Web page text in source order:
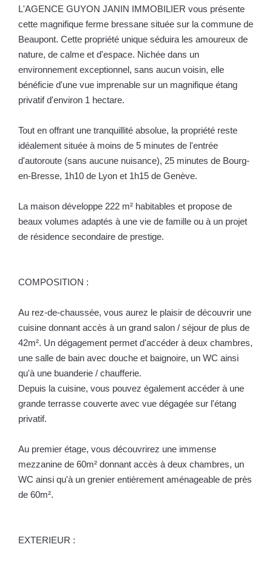
L'AGENCE GUYON JANIN IMMOBILIER vous présente
cette magnifique ferme bressane située sur la commune de
Beaupont. Cette propriété unique séduira les amoureux de
nature, de calme et d'espace. Nichée dans un
environnement exceptionnel, sans aucun voisin, elle
bénéficie d'une vue imprenable sur un magnifique étang
privatif d'environ 1 hectare.
Tout en offrant une tranquillité absolue, la propriété reste
idéalement située à moins de 5 minutes de l'entrée
d'autoroute (sans aucune nuisance), 25 minutes de Bourg-
en-Bresse, 1h10 de Lyon et 1h15 de Genève.
La maison développe 222 m² habitables et propose de
beaux volumes adaptés à une vie de famille ou à un projet
de résidence secondaire de prestige.
COMPOSITION :
Au rez-de-chaussée, vous aurez le plaisir de découvrir une
cuisine donnant accès à un grand salon / séjour de plus de
42m². Un dégagement permet d'accéder à deux chambres,
une salle de bain avec douche et baignoire, un WC ainsi
qu'à une buanderie / chaufferie.
Depuis la cuisine, vous pouvez également accéder à une
grande terrasse couverte avec vue dégagée sur l'étang
privatif.
Au premier étage, vous découvrirez une immense
mezzanine de 60m² donnant accès à deux chambres, un
WC ainsi qu'à un grenier entièrement aménageable de près
de 60m².
EXTERIEUR :